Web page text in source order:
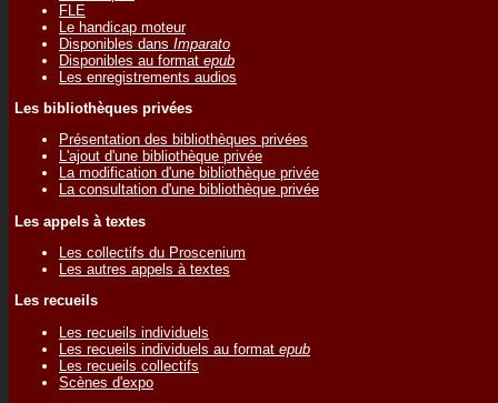
FLE
Le handicap moteur
Disponibles dans Imparato
Disponibles au format epub
Les enregistrements audios
Les bibliothèques privées
Présentation des bibliothèques privées
L'ajout d'une bibliothèque privée
La modification d'une bibliothèque privée
La consultation d'une bibliothèque privée
Les appels à textes
Les collectifs du Proscenium
Les autres appels à textes
Les recueils
Les recueils individuels
Les recueils individuels au format epub
Les recueils collectifs
Scènes d'expo